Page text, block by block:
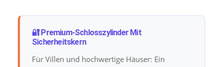
🔐 Premium-Schlosszylinder Mit
Sicherheitskern
Für Villen und hochwertige Häuser: Ein